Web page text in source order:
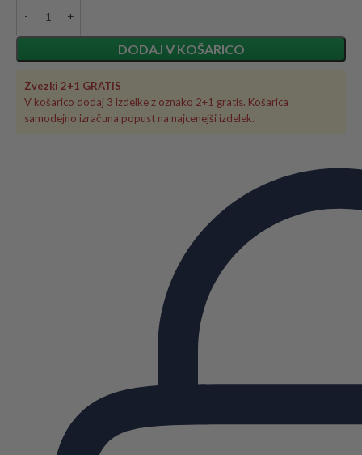
DODAJ V KOŠARICO
Zvezki 2+1 GRATIS
V košarico dodaj 3 izdelke z oznako 2+1 gratis. Košarica
samodejno izračuna popust na najcenejši izdelek.